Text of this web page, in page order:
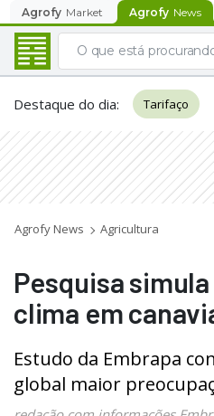
Agrofy Market Agrofy News
Destaque do dia: Tarifaço
Agrofy News Agricultura
Pesquisa
clima em
Estudo da Embrapa
global maior